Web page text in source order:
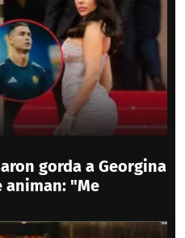
gorda a Georgina
animan: "Me